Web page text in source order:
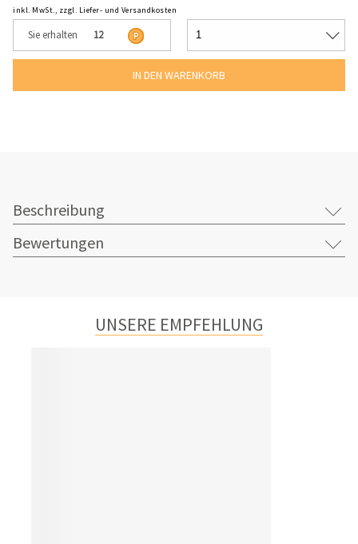
inkl. MwSt., zzgl. Liefer- und Versandkosten
Sie erhalten 12
Beschreibung
Bewertungen
UNSERE EMPFEHLUNG